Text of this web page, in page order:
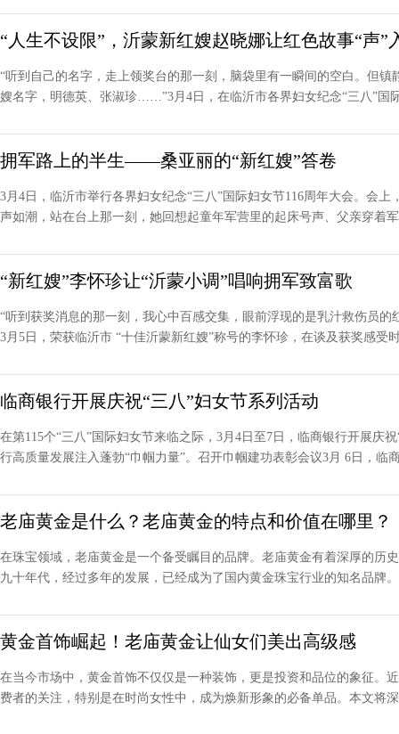
“人生不设限”，沂蒙新红嫂赵晓娜让红色故事“声”
“听到自己的名字，走上领奖台的那一刻，脑袋里有一瞬间的空白。但
嫂名字，明德英、张淑珍……”3月4日，在临沂市各界妇女纪念“三八”国
拥军路上的半生——桑亚丽的“新红嫂”答卷
3月4日，临沂市举行各界妇女纪念“三八”国际妇女节116周年大会。会
声如潮，站在台上那一刻，她回想起童年军营里的起床号声、父亲穿着
“新红嫂”李怀珍让“沂蒙小调”唱响拥军致富歌
“听到获奖消息的那一刻，我心中百感交集，眼前浮现的是乳汁救伤员
3月5日，荣获临沂市 “十佳沂蒙新红嫂”称号的李怀珍，在谈及获奖感受
临商银行开展庆祝“三八”妇女节系列活动
在第115个“三八”国际妇女节来临之际，3月4日至7日，临商银行开展庆
行高质量发展注入蓬勃“巾帼力量”。召开巾帼建功表彰会议3月 6日，临
老庙黄金是什么？老庙黄金的特点和价值在哪里？
在珠宝领域，老庙黄金是一个备受瞩目的品牌。老庙黄金有着深厚的历
九十年代，经过多年的发展，已经成为了国内黄金珠宝行业的知名品牌
黄金首饰崛起！老庙黄金让仙女们美出高级感
在当今市场中，黄金首饰不仅仅是一种装饰，更是投资和品位的象征。
费者的关注，特别是在时尚女性中，成为焕新形象的必备单品。本文将